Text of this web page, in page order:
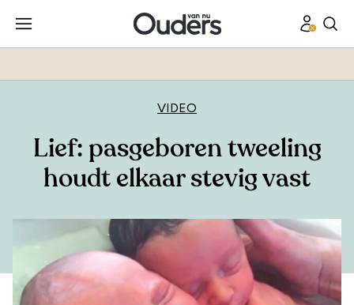
VIDEO
Lief: pasgeboren tweeling
houdt elkaar stevig vast